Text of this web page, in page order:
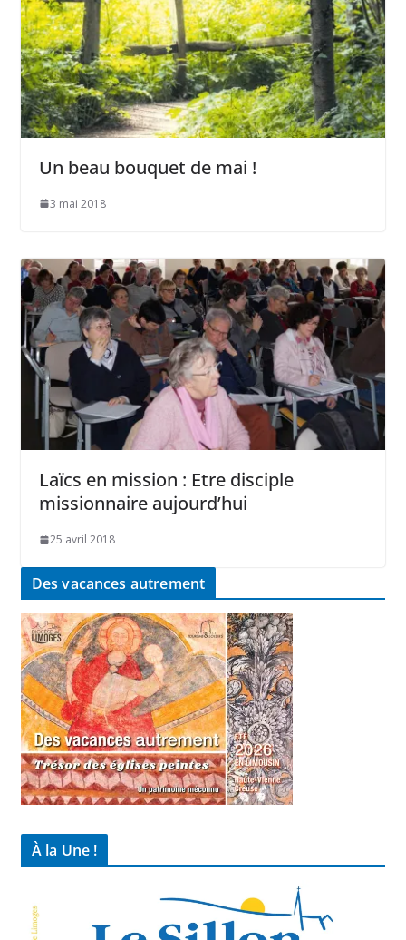
Un beau bouquet de mai !
3 mai 2018
Laïcs en mission : Etre disciple
missionnaire aujourd’hui
25 avril 2018
Des vacances autrement
À la Une !